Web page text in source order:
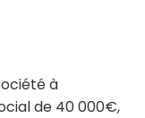
à
de 40 000€,